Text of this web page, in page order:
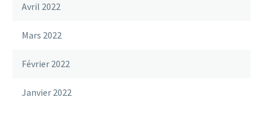
Avril 2022
Mars 2022
Février 2022
Janvier 2022